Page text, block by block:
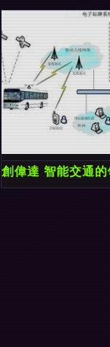
傳輸設備的實踐
創偉達 智能交通